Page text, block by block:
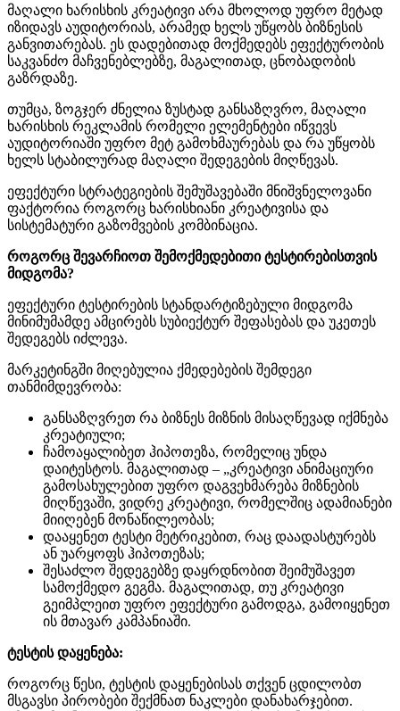
მაღალი ხარისხის კრეატივი არა მხოლოდ უფრო მეტად
იზიდავს აუდიტორიას, არამედ ხელს უწყობს ბიზნესის
განვითარებას. ეს დადებითად მოქმედებს ეფექტურობის
საკვანძო მაჩვენებლებზე, მაგალითად, ცნობადობის
გაზრდაზე.
თუმცა, ზოგჯერ ძნელია ზუსტად განსაზღვრო, მაღალი
ხარისხის რეკლამის რომელი ელემენტები იწვევს
აუდიტორიაში უფრო მეტ გამოხმაურებას და რა უწყობს
ხელს სტაბილურად მაღალი შედეგების მიღწევას.
ეფექტური სტრატეგიების შემუშავებაში მნიშვნელოვანი
ფაქტორია როგორც ხარისხიანი კრეატივისა და
სისტემატური გაზომვების კომბინაცია.
როგორც შევარჩიოთ შემოქმედებითი ტესტირებისთვის
მიდგომა?
ეფექტური ტესტირების სტანდარტიზებული მიდგომა
მინიმუმამდე ამცირებს სუბიექტურ შეფასებას და უკეთეს
შედეგებს იძლევა.
მარკეტინგში მიღებულია ქმედებების შემდეგი
თანმიმდევრობა:
განსაზღვრეთ რა ბიზნეს მიზნის მისაღწევად იქმნება
კრეატიული;
ჩამოაყალიბეთ ჰიპოთეზა, რომელიც უნდა
დაიტესტოს. მაგალითად – „კრეატივი ანიმაციური
გამოსახულებით უფრო დაგვეხმარება მიზნების
მიღწევაში, ვიდრე კრეატივი, რომელშიც ადამიანები
მიიღებენ მონაწილეობას;
დააყენეთ ტესტი მეტრიკებით, რაც დაადასტურებს
ან უარყოფს ჰიპოთეზას;
შესაძლო შედეგებზე დაყრდნობით შეიმუშავეთ
სამოქმედო გეგმა. მაგალითად, თუ კრეატივი
გეიმპლეით უფრო ეფექტური გამოდგა, გამოიყენეთ
ის მთავარ კამპანიაში.
ტესტის დაყენება:
როგორც წესი, ტესტის დაყენებისას თქვენ ცდილობთ
მსგავსი პირობები შექმნათ ნაკლები დანახარჯებით.